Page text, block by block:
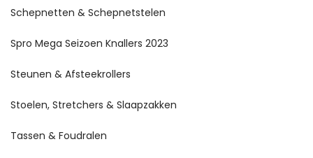
Schepnetten & Schepnetstelen
Spro Mega Seizoen Knallers 2023
Steunen & Afsteekrollers
Stoelen, Stretchers & Slaapzakken
Tassen & Foudralen